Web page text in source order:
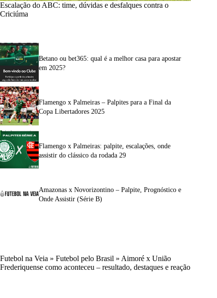
Escalação do ABC: time, dúvidas e desfalques contra o
Criciúma
Betano ou bet365: qual é a melhor casa para apostar
em 2025?
Flamengo x Palmeiras – Palpites para a Final da
Copa Libertadores 2025
Flamengo x Palmeiras: palpite, escalações, onde
assistir do clássico da rodada 29
Amazonas x Novorizontino – Palpite, Prognóstico e
Onde Assistir (Série B)
Futebol na Veia » Futebol pelo Brasil » Aimoré x União
Frederiquense como aconteceu – resultado, destaques e reação